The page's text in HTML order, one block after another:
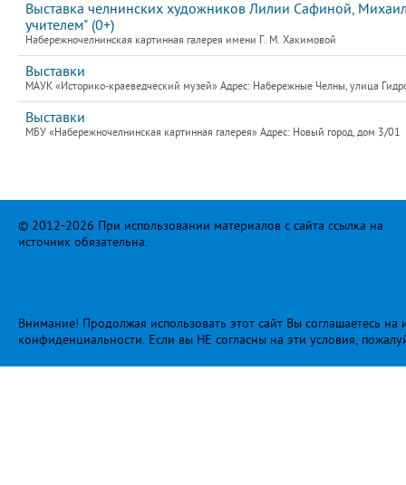
Выставка челнинских художников Лилии Сафиной,
учителем" (0+)
Набережночелнинская картинная галерея имени Г. М. Хакимовой
Выставки
МАУК «Историко-краеведческий музей» Адрес: Набережные Челны, улица
Выставки
МБУ «Набережночелнинская картинная галерея» Адрес: Новый город, дом 3/01
© 2012-2026 При использовании материалов с сайта ссылка на
источник обязательна.
Внимание! Продолжая использовать этот сайт Вы соглашаетесь
конфиденциальности. Если вы НЕ согласны на эти условия,